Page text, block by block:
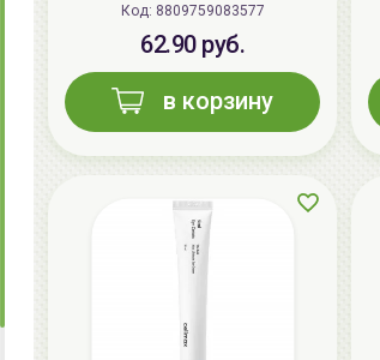
Код: 8809759083577
62.90 руб.
в корзину